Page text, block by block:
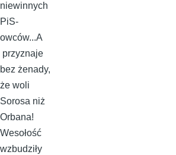
niewinnych
PiS-
owców...A
przyznaje
bez żenady,
że woli
Sorosa niż
Orbana!
Wesołość
wzbudziły